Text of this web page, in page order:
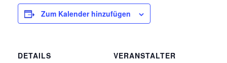
Zum Kalender hinzufügen
DETAILS
VERANSTALTER